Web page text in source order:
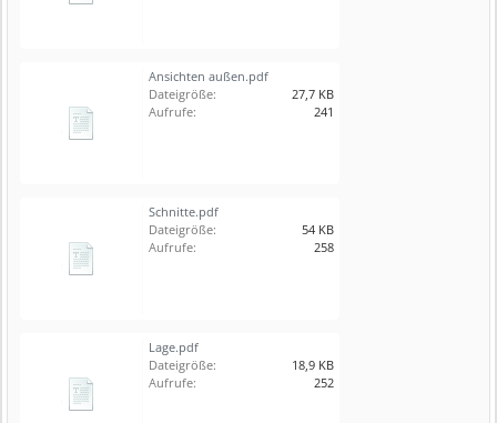
Ansichten außen.pdf
Dateigröße:
27,7 KB
Aufrufe:
241
Schnitte.pdf
Dateigröße:
54 KB
Aufrufe:
258
Lage.pdf
Dateigröße:
18,9 KB
Aufrufe:
252